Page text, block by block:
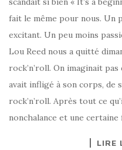
fait le même pour nous. Un
excitant. Un peu moins
Lou Reed nous a quitté
rock’n’roll. On imaginait
avait infligé à son corps, de
rock’n’roll. Après tout ce
nonchalance et une certaine
LIRE